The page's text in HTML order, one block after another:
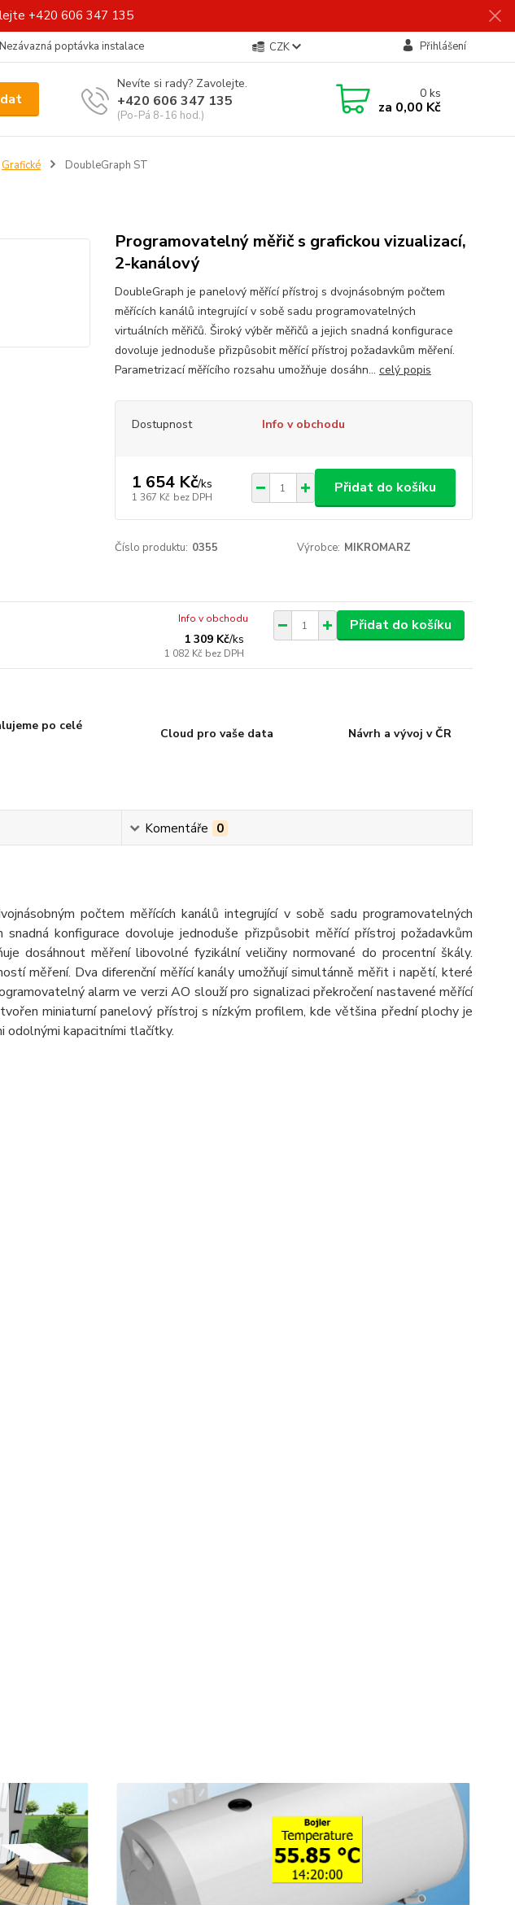
+420 606 347 135
Nezávazná poptávka instalace CZK Přihlášení
Nevíte si rady? Zavolejte.
+420 606 347 135
(Po-Pá 8-16 hod.)
0ks
za 0,00 Kč
Grafické DoubleGraph ST
Programovatelný měřič s grafickou vizualizací,
2-kanálový
DoubleGraph je panelový měřící přístroj s dvojnásobným počtem
měřících kanálů integrující v sobě sadu programovatelných
virtuálních měřičů. Široký výběr měřičů a jejich snadná konfigurace
dovoluje jednoduše přizpůsobit měřící přístroj požadavkům měření.
Parametrizací měřícího rozsahu umožňuje dosáhn... celý popis
Dostupnost Info v obchodu
1 654 Kč/ks
1 367 Kč bez DPH
Přidat do košíku
Číslo produktu: 0355 Výrobce: MIKROMARZ
1 309 Kč/ks
1 082 Kč bez DPH
Info v obchodu Přidat do košíku
po celé
Cloud pro vaše data Návrh a vývoj v ČR
Komentáře 0
počtem měřících kanálů integrující v sobě sadu programovatelných
konfigurace dovoluje jednoduše přizpůsobit měřící přístroj požadavkům
dosáhnout měření libovolné fyzikální veličiny normované do procentní škály.
měření. Dva diferenční měřící kanály umožňují simultánně měřit i napětí, které
alarm ve verzi AO slouží pro signalizaci překročení nastavené měřící
miniaturní panelový přístroj s nízkým profilem, kde většina přední plochy je
odolnými kapacitními tlačítky.